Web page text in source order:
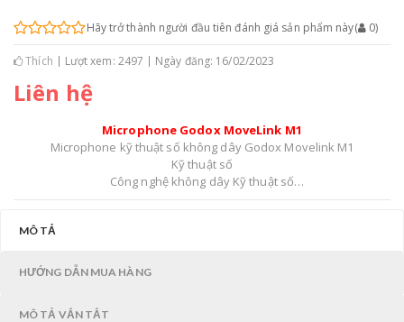
Hãy trở thành người đầu tiên đánh giá sản phẩm này( 0)
Thích Lượt xem: 2497 Ngày đăng: 16/02/2023
Liên hệ
Microphone Godox MoveLink M1
Microphone kỹ thuật số không dây Godox Movelink M1
Kỹ thuật số
Công nghệ không dây Kỹ thuật số
Phạm vi hoạt động tối đa 164 '/ 50 m (đường thẳng)
MÔ TẢ
HƯỚNG DẪN MUA HÀNG
MÔ TẢ VẮN TẮT